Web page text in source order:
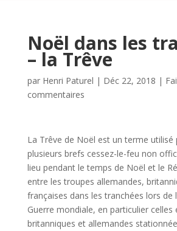
Noël dans les
– la Trêve
par Henri Paturel | Déc 22, 2018 |
commentaires
La Trêve de Noël est un terme utilisé
plusieurs brefs cessez-le-feu non
lieu pendant le temps de Noël et le
entre les troupes allemandes,
françaises dans les tranchées lors de
Guerre mondiale, en particulier celles
britanniques et allemandes